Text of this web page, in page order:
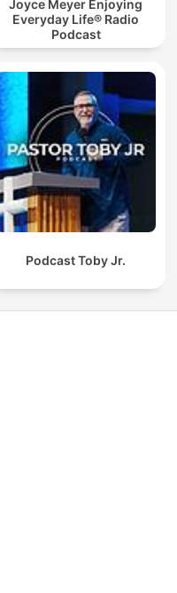
Joyce Meyer Enjoying
Everyday Life® Radio
Podcast
Podcast Toby Jr.